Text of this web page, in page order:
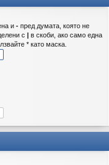
и - пред думата, която не
с | в скоби, ако само една
* като маска.